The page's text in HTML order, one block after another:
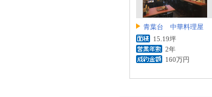
青葉台 中華料理屋
15.19坪
2年
160万円